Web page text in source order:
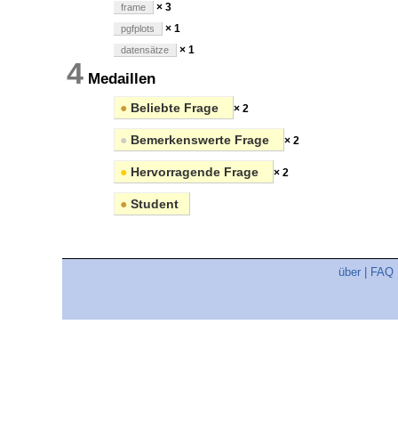
frame × 3
pgfplots × 1
datensätze × 1
4 Medaillen
● Beliebte Frage × 2
● Bemerkenswerte Frage × 2
● Hervorragende Frage × 2
● Student
über FAQ